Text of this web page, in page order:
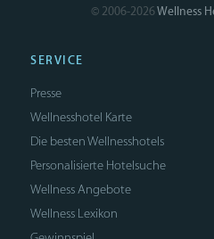
© 2006-2026Wellness
SERVICE
Presse
Wellnesshotel Karte
Die besten Wellnesshotels
Personalisierte Hotelsuche
Wellness Angebote
Wellness Lexikon